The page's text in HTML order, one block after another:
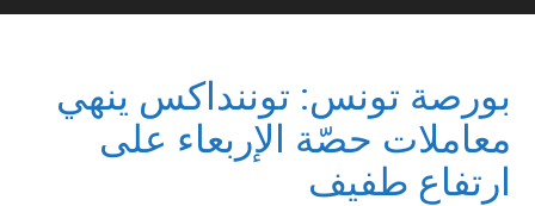
بورصة تونس: توننداكس ينهي
معاملات حصّة الإربعاء على
ارتفاع طفيف